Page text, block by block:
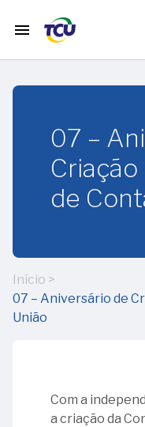
menu
História
do TCU
–
65
TCU
em
calendar_monthFevereiro
da
aprovação
-
Aniversário
Abril
07 –
de
Início >
07 – Aniversário de
União
Com a
a criação da